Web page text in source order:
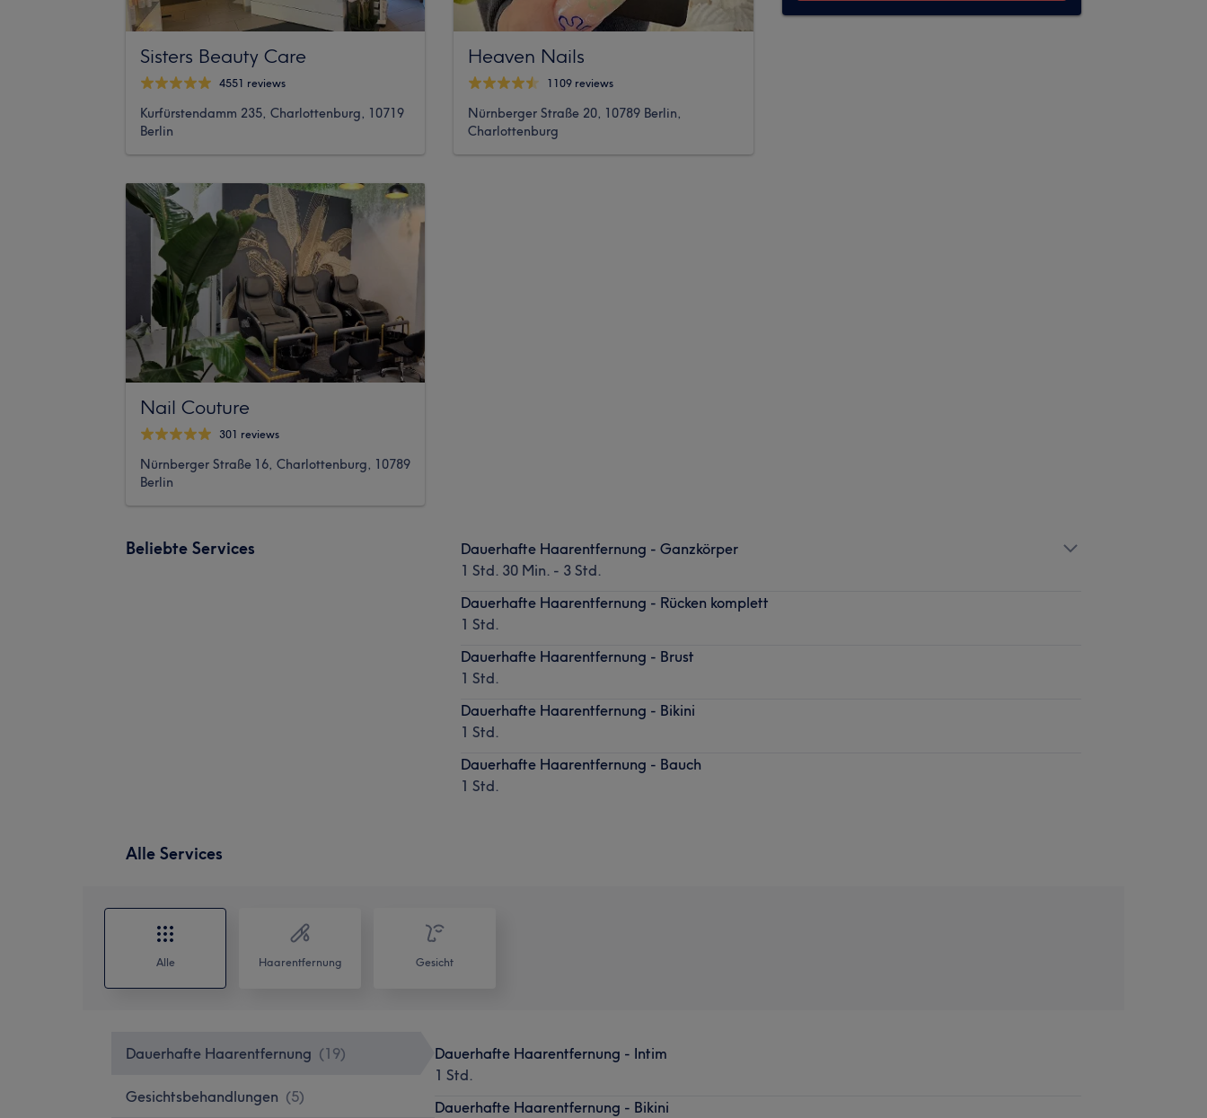
Sisters Beauty Care
4551 reviews
Kurfürstendamm 235, Charlottenburg, 10719
Berlin
Nail Couture
301 reviews
Nürnberger Straße 16, Charlottenburg, 10789
Berlin
Heaven Nails
1109 reviews
Nürnberger Straße 20, 10789 Berlin,
Charlottenburg
Beliebte Services
Dauerhafte Haarentfernung - Ganzkörper
1 Std. 30 Min. - 3 Std.
Dauerhafte Haarentfernung - Rücken komplett
1 Std.
Dauerhafte Haarentfernung - Brust
1 Std.
Dauerhafte Haarentfernung - Bikini
1 Std.
Dauerhafte Haarentfernung - Bauch
1 Std.
Alle Services
Alle Haarentfernung Gesicht
Dauerhafte Haarentfernung (19)
Gesichtsbehandlungen (5)
Dauerhafte Haarentfernung - Intim
1 Std.
Dauerhafte Haarentfernung - Bikini